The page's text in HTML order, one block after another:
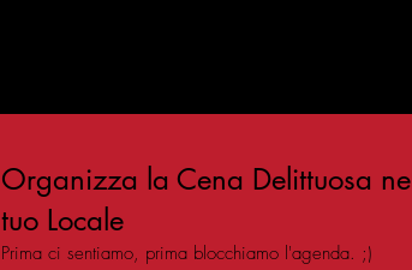
Organizza la Cena Delittuosa nel
tuo Locale
Prima ci sentiamo, prima blocchiamo l'agenda. ;)